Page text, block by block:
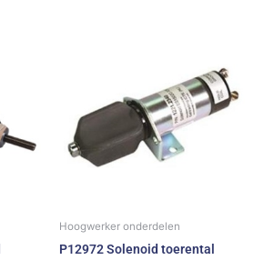
Hoogwerker onderdelen
P12972 Solenoid toerental